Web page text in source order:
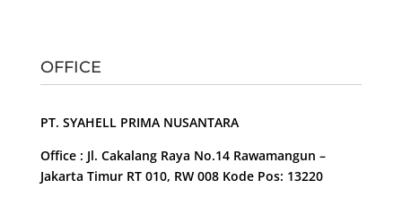
OFFICE
PT. SYAHELL PRIMA NUSANTARA
Office : Jl. Cakalang Raya No.14 Rawamangun –
Jakarta Timur RT 010, RW 008 Kode Pos: 13220